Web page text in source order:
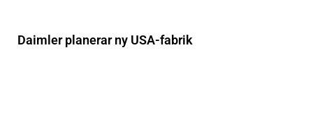
Daimler planerar ny USA-fabrik